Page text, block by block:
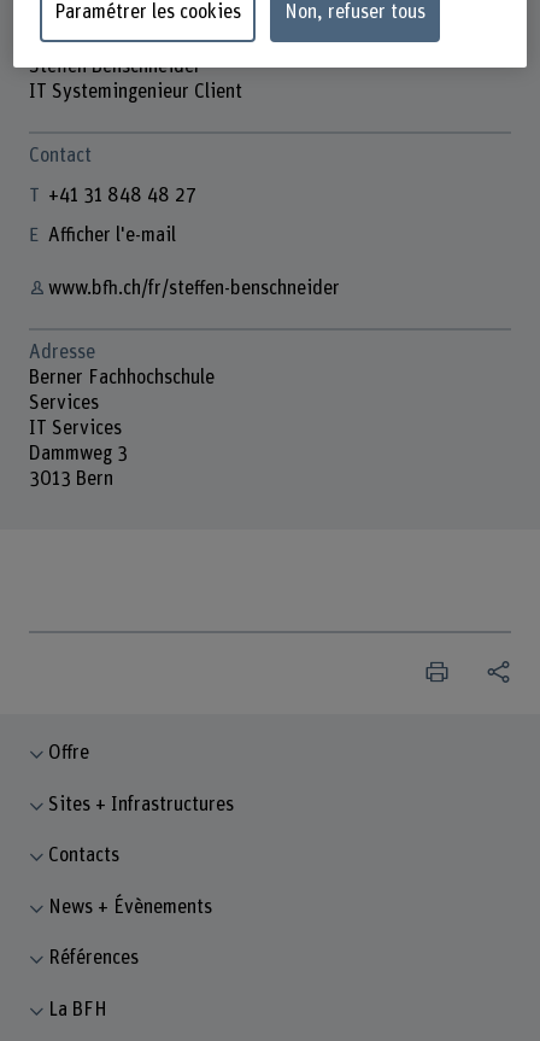
Steffen Benschneider
IT Systemingenieur Client
Contact
+41 31 848 48 27
Afficher l'e-mail
www.bfh.ch/fr/steffen-benschneider
Adresse
Berner Fachhochschule
Services
IT Services
Dammweg 3
3013 Bern
Offre
Sites + Infrastructures
Contacts
News + Évènements
Références
La BFH
Paramétrer les cookies Non, refuser tous